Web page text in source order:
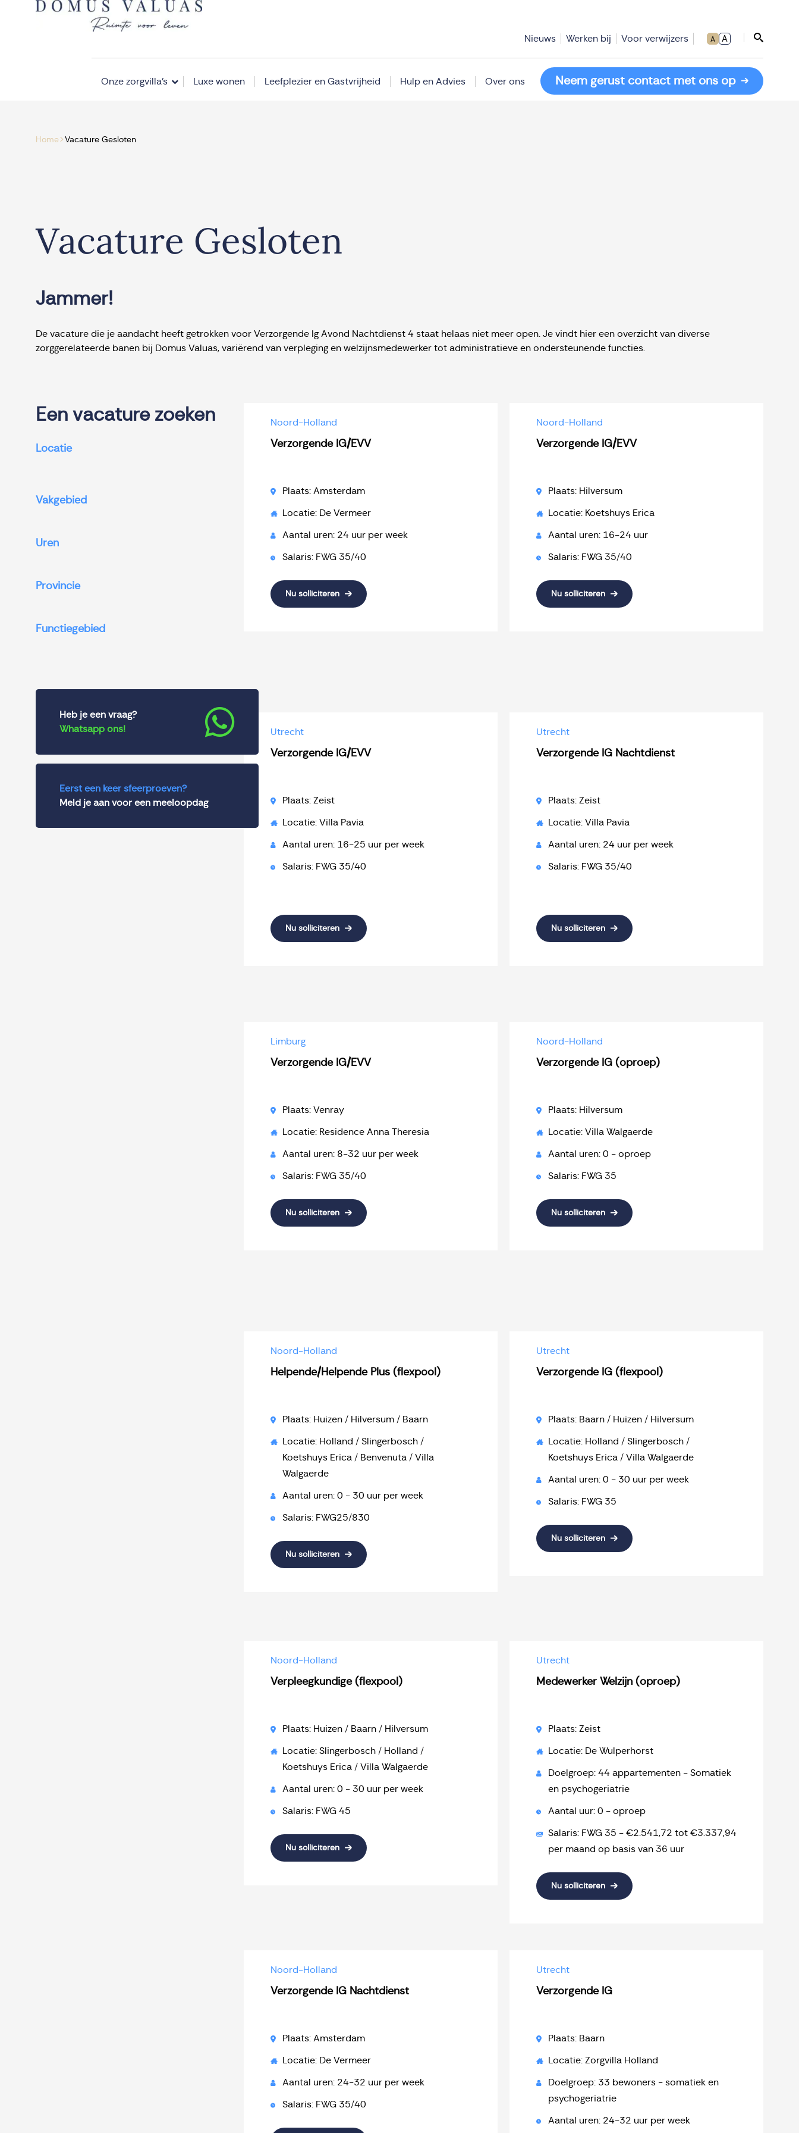
Navigatie overslaan
Nieuws Werken bij Voor verwijzers A A
Onze zorgvilla’s Luxe wonen Leefplezier en Gastvrijheid Hulp en Advies Over ons Neem gerust contact met ons op
Home> Vacature Gesloten
Vacature Gesloten
Jammer!
De vacature die je aandacht heeft getrokken voor Verzorgende Ig Avond Nachtdienst 4 staat helaas niet meer open. Je vindt hier een overzicht van diverse
zorggerelateerde banen bij Domus Valuas, variërend van verpleging en welzijnsmedewerker tot administratieve en ondersteunende functies.
Een vacature zoeken
Locatie
Vakgebied
Uren
Provincie
Functiegebied
Heb je een vraag?
Whatsapp ons!
Eerst een keer sfeerproeven?
Meld je aan voor een meeloopdag
Noord-Holland
Verzorgende IG/EVV
Plaats: Amsterdam
Locatie: De Vermeer
Aantal uren: 24 uur per week
Salaris: FWG 35/40
Nu solliciteren
Noord-Holland
Verzorgende IG/EVV
Plaats: Hilversum
Locatie: Koetshuys Erica
Aantal uren: 16-24 uur
Salaris: FWG 35/40
Nu solliciteren
Utrecht
Verzorgende IG/EVV
Plaats: Zeist
Locatie: Villa Pavia
Aantal uren: 16-25 uur per week
Salaris: FWG 35/40
Nu solliciteren
Utrecht
Verzorgende IG Nachtdienst
Plaats: Zeist
Locatie: Villa Pavia
Aantal uren: 24 uur per week
Salaris: FWG 35/40
Nu solliciteren
Limburg
Verzorgende IG/EVV
Plaats: Venray
Locatie: Residence Anna Theresia
Aantal uren: 8-32 uur per week
Salaris: FWG 35/40
Nu solliciteren
Noord-Holland
Verzorgende IG (oproep)
Plaats: Hilversum
Locatie: Villa Walgaerde
Aantal uren: 0 - oproep
Salaris: FWG 35
Nu solliciteren
Noord-Holland
Helpende/Helpende Plus (flexpool)
Plaats: Huizen / Hilversum / Baarn
Locatie: Holland / Slingerbosch /
Koetshuys Erica / Benvenuta / Villa
Walgaerde
Aantal uren: 0 - 30 uur per week
Salaris: FWG25/830
Nu solliciteren
Utrecht
Verzorgende IG (flexpool)
Plaats: Baarn / Huizen / Hilversum
Locatie: Holland / Slingerbosch /
Koetshuys Erica / Villa Walgaerde
Aantal uren: 0 - 30 uur per week
Salaris: FWG 35
Nu solliciteren
Noord-Holland
Verpleegkundige (flexpool)
Plaats: Huizen / Baarn / Hilversum
Locatie: Slingerbosch / Holland /
Koetshuys Erica / Villa Walgaerde
Aantal uren: 0 - 30 uur per week
Salaris: FWG 45
Nu solliciteren
Utrecht
Medewerker Welzijn (oproep)
Plaats: Zeist
Locatie: De Wulperhorst
Doelgroep: 44 appartementen - Somatiek
en psychogeriatrie
Aantal uur: 0 - oproep
Salaris: FWG 35 - €2.541,72 tot €3.337,94
per maand op basis van 36 uur
Nu solliciteren
Noord-Holland
Verzorgende IG Nachtdienst
Plaats: Amsterdam
Locatie: De Vermeer
Aantal uren: 24-32 uur per week
Salaris: FWG 35/40
Utrecht
Verzorgende IG
Plaats: Baarn
Locatie: Zorgvilla Holland
Doelgroep: 33 bewoners - somatiek en
psychogeriatrie
Aantal uren: 24-32 uur per week